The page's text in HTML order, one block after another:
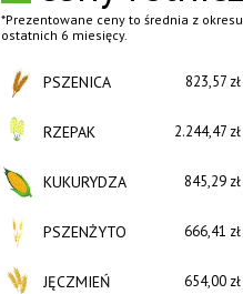
*Prezentowane ceny to średnia z okresu
ostatnich 6 miesięcy.
PSZENICA 823,57 zł
RZEPAK 2.244,47 zł
KUKURYDZA 845,29 zł
PSZENŻYTO 666,41 zł
JĘCZMIEŃ 654,00 zł